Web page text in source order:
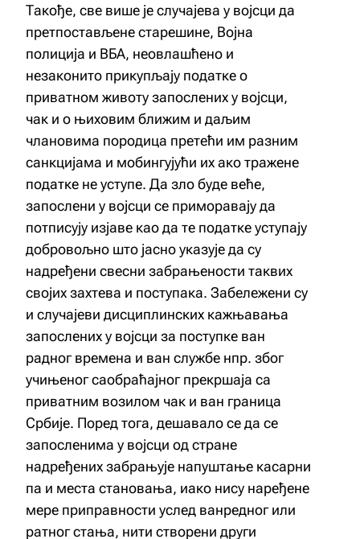
Такође, све више је случајева у војсци да
претпостављене старешине, Војна
полиција и ВБА, неовлашћено и
незаконито прикупљају податке о
приватном животу запослених у војсци,
чак и о њиховим ближим и даљим
члановима породица претећи им разним
санкцијама и мобингујући их ако тражене
податке не уступе. Да зло буде веће,
запослени у војсци се приморавају да
потписују изјаве као да те податке уступају
добровољно што јасно указује да су
надређени свесни забрањености таквих
својих захтева и поступака. Забележени су
и случајеви дисциплинских кажњавања
запослених у војсци за поступке ван
радног времена и ван службе нпр. због
учињеног саобраћајног прекршаја са
приватним возилом чак и ван граница
Србије. Поред тога, дешавало се да се
запосленима у војсци од стране
надређених забрањује напуштање касарни
па и места становања, иако нису наређене
мере приправности услед ванредног или
ратног стања, нити створени други